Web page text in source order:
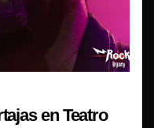
en Teatro